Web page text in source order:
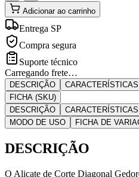
Adicionar ao carrinho
Entrega SP
Compra segura
Suporte técnico
Carregando frete…
DESCRIÇÃO CARACTERÍSTICAS
FICHA (SKU)
DESCRIÇÃO
MODO DE USO
FICHA DE
DESCRIÇÃO
O Alicate de Corte Diagonal